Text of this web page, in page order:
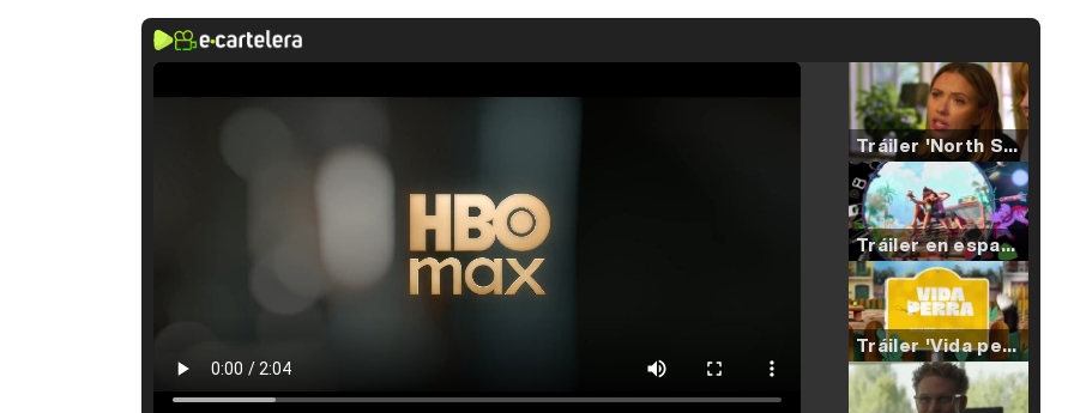
Tráiler 'North Star' (2023)
Tráiler en español de 'La isla olvidada'
Tráiler 'Vida perra' (2026)